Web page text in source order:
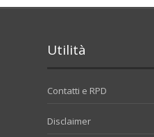
Utilità
Contatti e RPD
Disclaimer